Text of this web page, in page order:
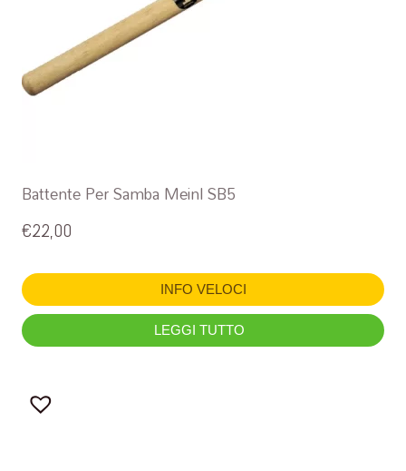
Battente Per Samba Meinl SB5
€22,00
INFO VELOCI
LEGGI TUTTO